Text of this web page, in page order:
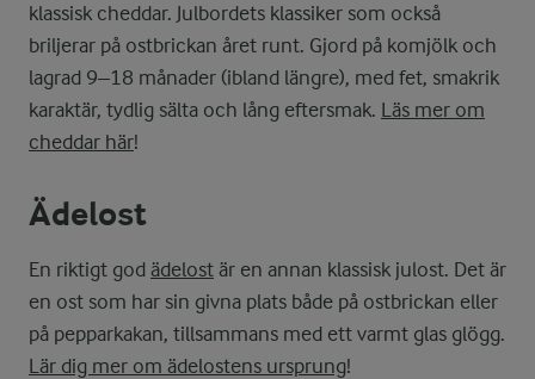
klassisk cheddar. Julbordets klassiker som också
briljerar på ostbrickan året runt. Gjord på komjölk och
lagrad 9–18 månader (ibland längre), med fet, smakrik
karaktär, tydlig sälta och lång eftersmak. Läs mer om
cheddar här!
Ädelost
En riktigt god ädelost är en annan klassisk julost. Det är
en ost som har sin givna plats både på ostbrickan eller
på pepparkakan, tillsammans med ett varmt glas glögg.
Lär dig mer om ädelostens ursprung!